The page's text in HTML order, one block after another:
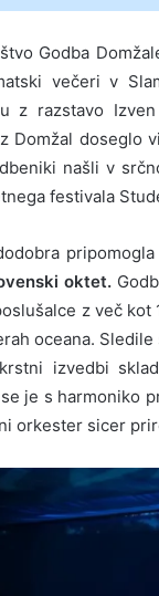
Godba
večeri v
z razstavo
Domžal doseglo
našli v
festivala
oktet.
z več
oceana.
izvedbi
je s harmoniko
orkester sicer